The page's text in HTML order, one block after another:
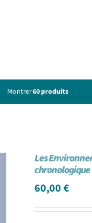
Montrer60 produits
Les
chronologique
60,00€